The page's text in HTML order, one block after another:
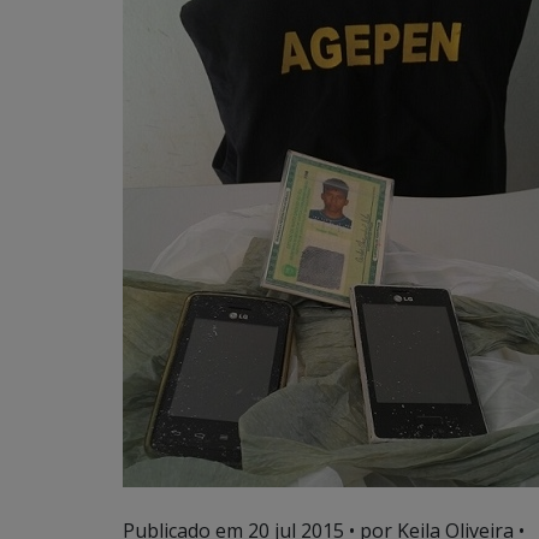
Publicado em 20 jul 2015 • por Keila Oliveira •